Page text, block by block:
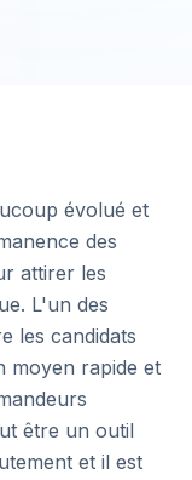
évolué et
des
attirer les
L'un des
les candidats
moyen rapide et
être un outil
et il est